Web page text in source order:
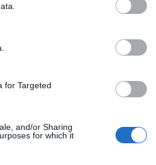
for Targeted
and/or Sharing
for which it